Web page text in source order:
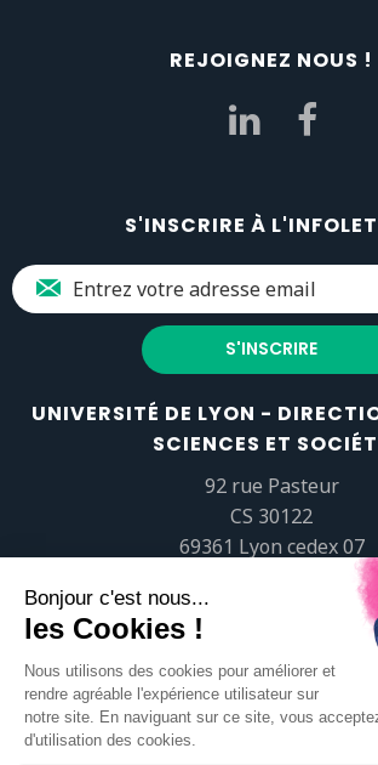
REJOIGNEZ NOUS !
S'INSCRIRE À
UNIVERSITÉ DE LYON -
SCIENCES ET
92 rue Pasteur
CS 30122
69361 Lyon cedex 07
popsciences@universite-
Tél.+33 (0)4 37 37 82